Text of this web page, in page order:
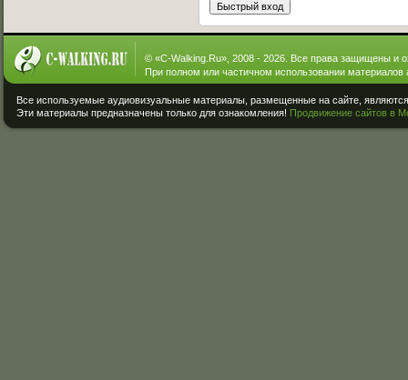
© «C-Walking.Ru», 2008 - 2026. Все права защищены и
При полном или частичном использовании материалов
Все используемые аудиовизуальные материалы, размещенные на сайте,
Эти материалы предназначены только для ознакомления! Продвижение сайтов в